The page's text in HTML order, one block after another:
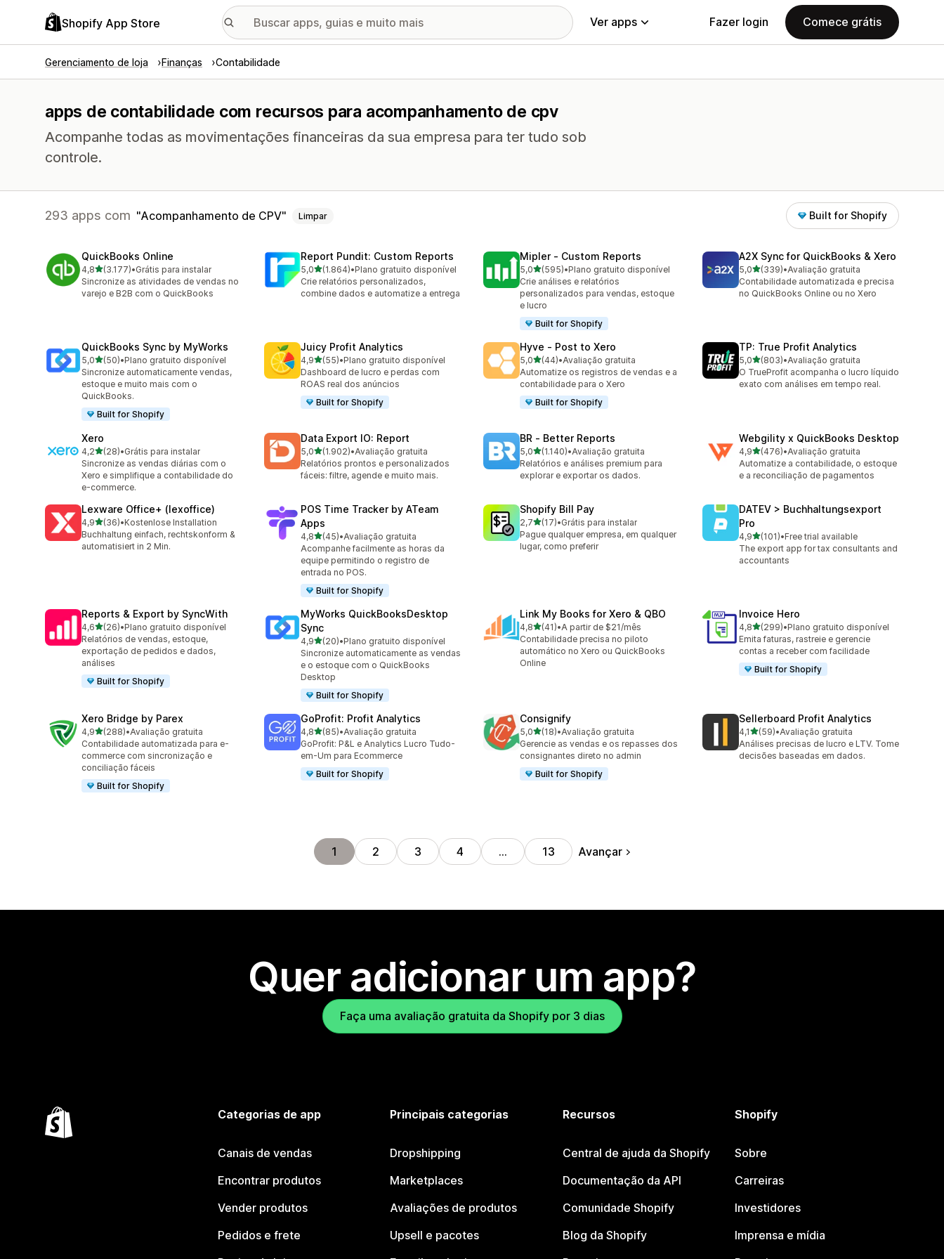
Shopify App Store Ver apps Fazer login Comece grátis
Gerenciamento de loja Finanças Contabilidade
apps de contabilidade com recursos para acompanhamento de cpv
Acompanhe todas as movimentações financeiras da sua empresa para ter tudo sob
controle.
293 apps com Acompanhamento de CPV Limpar Built for Shopify
QuickBooks Online
4,8de 5 estrelas
(3.177)
3177 avaliações ao todo
•Grátis para instalar
Sincronize as atividades de vendas no
varejo e B2B com o QuickBooks
Report Pundit: Custom Reports
5,0de 5 estrelas
(1.864)
1864 avaliações ao todo
•Plano gratuito disponível
Crie relatórios personalizados,
combine dados e automatize a entrega
Mipler ‑ Custom Reports
5,0de 5 estrelas
(595)
595 avaliações ao todo
•Plano gratuito disponível
Crie análises e relatórios
personalizados para vendas, estoque
e lucro
Built for Shopify
A2X Sync for QuickBooks & Xero
5,0de 5 estrelas
(339)
339 avaliações ao todo
•Avaliação gratuita
Contabilidade automatizada e precisa
no QuickBooks Online ou no Xero
QuickBooks Sync by MyWorks
5,0de 5 estrelas
(50)
50 avaliações ao todo
•Plano gratuito disponível
Sincronize automaticamente vendas,
estoque e muito mais com o
QuickBooks.
Built for Shopify
Juicy Profit Analytics
4,9de 5 estrelas
(55)
55 avaliações ao todo
•Plano gratuito disponível
Dashboard de lucro e perdas com
ROAS real dos anúncios
Built for Shopify
Hyve ‑ Post to Xero
5,0de 5 estrelas
(44)
44 avaliações ao todo
•Avaliação gratuita
Automatize os registros de vendas e a
contabilidade para o Xero
Built for Shopify
TP: True Profit Analytics
5,0de 5 estrelas
(803)
803 avaliações ao todo
•Avaliação gratuita
O TrueProfit acompanha o lucro líquido
exato com análises em tempo real.
Xero
4,2de 5 estrelas
(28)
28 avaliações ao todo
•Grátis para instalar
Sincronize as vendas diárias com o
Xero e simplifique a contabilidade do
e-commerce.
Data Export IO: Report
5,0de 5 estrelas
(1.902)
1902 avaliações ao todo
•Avaliação gratuita
Relatórios prontos e personalizados
fáceis: filtre, agende e muito mais.
BR ‑ Better Reports
5,0de 5 estrelas
(1.140)
1140 avaliações ao todo
•Avaliação gratuita
Relatórios e análises premium para
explorar e exportar os dados.
Webgility x QuickBooks Desktop
4,9de 5 estrelas
(476)
476 avaliações ao todo
•Avaliação gratuita
Automatize a contabilidade, o estoque
e a reconciliação de pagamentos
Lexware Office+ (lexoffice)
4,9de 5 estrelas
(36)
36 avaliações ao todo
•Kostenlose Installation
Buchhaltung einfach, rechtskonform &
automatisiert in 2 Min.
POS Time Tracker by ATeam
Apps
4,8de 5 estrelas
(45)
45 avaliações ao todo
•Avaliação gratuita
Acompanhe facilmente as horas da
equipe permitindo o registro de
entrada no POS.
Built for Shopify
Shopify Bill Pay
2,7de 5 estrelas
(17)
17 avaliações ao todo
•Grátis para instalar
Pague qualquer empresa, em qualquer
lugar, como preferir
DATEV > Buchhaltungsexport
Pro
4,9de 5 estrelas
(101)
101 avaliações ao todo
•Free trial available
The export app for tax consultants and
accountants
Reports & Export by SyncWith
4,6de 5 estrelas
(26)
26 avaliações ao todo
•Plano gratuito disponível
Relatórios de vendas, estoque,
exportação de pedidos e dados,
análises
Built for Shopify
MyWorks QuickBooksDesktop
Sync
4,9de 5 estrelas
(20)
20 avaliações ao todo
•Plano gratuito disponível
Sincronize automaticamente as vendas
e o estoque com o QuickBooks
Desktop
Built for Shopify
Link My Books for Xero & QBO
4,8de 5 estrelas
(41)
41 avaliações ao todo
•A partir de $21/mês
Contabilidade precisa no piloto
automático no Xero ou QuickBooks
Online
Invoice Hero
4,8de 5 estrelas
(299)
299 avaliações ao todo
•Plano gratuito disponível
Emita faturas, rastreie e gerencie
contas a receber com facilidade
Built for Shopify
Xero Bridge by Parex
4,9de 5 estrelas
(288)
288 avaliações ao todo
•Avaliação gratuita
Contabilidade automatizada para e-
commerce com sincronização e
conciliação fáceis
Built for Shopify
GoProfit: Profit Analytics
4,8de 5 estrelas
(85)
85 avaliações ao todo
•Avaliação gratuita
GoProfit: P&L e Analytics Lucro Tudo-
em-Um para Ecommerce
Built for Shopify
Consignify
5,0de 5 estrelas
(18)
18 avaliações ao todo
•Avaliação gratuita
Gerencie as vendas e os repasses dos
consignantes direto no admin
Built for Shopify
Sellerboard Profit Analytics
4,1de 5 estrelas
(59)
59 avaliações ao todo
•Avaliação gratuita
Análises precisas de lucro e LTV. Tome
decisões baseadas em dados.
1 2 3 4 … 13 Avançar
Quer adicionar um app?
Faça uma avaliação gratuita da Shopify por 3 dias
Categorias de app
Canais de vendas
Encontrar produtos
Vender produtos
Pedidos e frete
Principais categorias
Dropshipping
Marketplaces
Avaliações de produtos
Upsell e pacotes
Recursos
Central de ajuda da Shopify
Documentação da API
Comunidade Shopify
Blog da Shopify
Shopify
Sobre
Carreiras
Investidores
Imprensa e mídia